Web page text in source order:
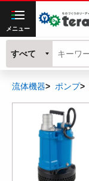
メニュー
すべて
流体機器 ポンプ